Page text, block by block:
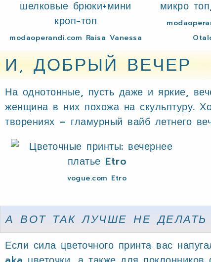
modaoperandi.com Raisa Vanessa
И, ДОБРЫЙ ВЕЧЕР
На однотонные, пусть даже и яркие,
женщина в них похожа на скульптуру.
творениях – гламурный вайб летнего
vogue.com Etro
А ВОТ ТАК ЛУЧШЕ НЕ ДЕЛАТЬ
Если сила цветочного принта вас